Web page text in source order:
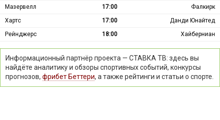
Мазервелл
17:00
Фалкирк
Хартс
17:00
Данди Юнайтед
Рейнджерс
18:00 Хайберниан
Информационный партнёр проекта — СТАВКА ТВ: здесь вы
найдёте аналитику и обзоры спортивных событий, конкурсы
прогнозов, фрибет Беттери, а также рейтинги и статьи о спорте.